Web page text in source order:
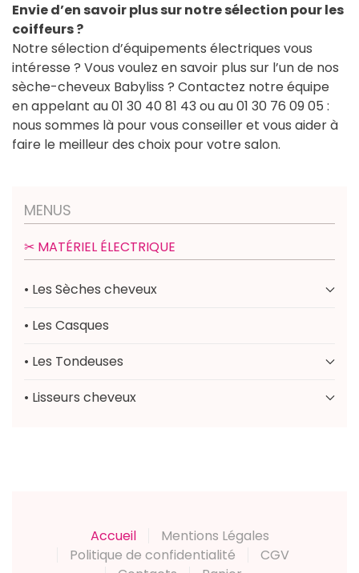
Envie d’en savoir plus sur notre sélection pour les
coiffeurs ?
Notre sélection d’équipements électriques vous
intéresse ? Vous voulez en savoir plus sur l’un de nos
sèche-cheveux Babyliss ? Contactez notre équipe
en appelant au 01 30 40 81 43 ou au 01 30 76 09 05 :
nous sommes là pour vous conseiller et vous aider à
faire le meilleur des choix pour votre salon.
MENUS
✂︎ MATÉRIEL ÉLECTRIQUE
• Les Sèches cheveux
• Les Casques
• Les Tondeuses
• Lisseurs cheveux
Accueil
Mentions Légales
Politique de confidentialité
CGV